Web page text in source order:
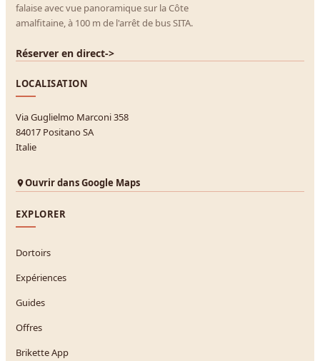
falaise avec vue panoramique sur la Côte
amalfitaine, à 100 m de l'arrêt de bus SITA.
Réserver en direct->
LOCALISATION
Via Guglielmo Marconi 358
84017 Positano SA
Italie
Ouvrir dans Google Maps
EXPLORER
Dortoirs
Expériences
Guides
Offres
Brikette App